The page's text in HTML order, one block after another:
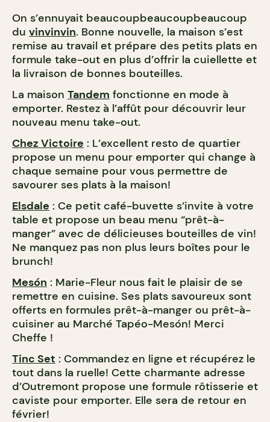
On s’ennuyait beaucoupbeaucoupbeaucoup
du vinvinvin. Bonne nouvelle, la maison s’est
remise au travail et prépare des petits plats en
formule take-out en plus d’offrir la cuiellette et
la livraison de bonnes bouteilles.
La maison Tandem fonctionne en mode à
emporter. Restez à l’affût pour découvrir leur
nouveau menu take-out.
Chez Victoire : L’excellent resto de quartier
propose un menu pour emporter qui change à
chaque semaine pour vous permettre de
savourer ses plats à la maison!
Elsdale : Ce petit café-buvette s’invite à votre
table et propose un beau menu “prêt-à-
manger” avec de délicieuses bouteilles de vin!
Ne manquez pas non plus leurs boîtes pour le
brunch!
Mesón : Marie-Fleur nous fait le plaisir de se
remettre en cuisine. Ses plats savoureux sont
offerts en formules prêt-à-manger ou prêt-à-
cuisiner au Marché Tapéo-Mesón! Merci
Cheffe !
Tinc Set : Commandez en ligne et récupérez le
tout dans la ruelle! Cette charmante adresse
d’Outremont propose une formule rôtisserie et
caviste pour emporter. Elle sera de retour en
février!